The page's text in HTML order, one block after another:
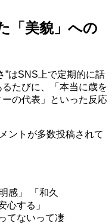
「美貌」への
”はSNS上で定期的に話
たびに、「本当に歳を
の代表」といった反応
ントが多数投稿されて
感」 「和久
心する」
てないって凄